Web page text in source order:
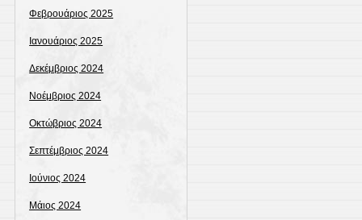
Φεβρουάριος 2025
Ιανουάριος 2025
Δεκέμβριος 2024
Νοέμβριος 2024
Οκτώβριος 2024
Σεπτέμβριος 2024
Ιούνιος 2024
Μάιος 2024